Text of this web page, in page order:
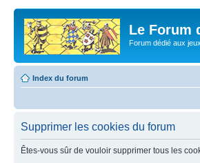
Le Forum
Forum dédié aux
Index du forum
Supprimer les cookies du forum
Êtes-vous sûr de vouloir supprimer tous les